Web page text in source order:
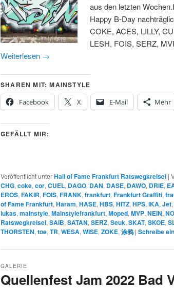
aus den letzten
Happy B-Day
COKE, ACES, LILLY,
LESH, FOIS, SERZ,
Weiterlesen →
SHAREN MIT: MAINSTYLE
Facebook
X E-Mail Mehr
GEFÄLLT MIR:
Veröffentlicht unterHall of Fame Frankfurt Ratswegkreisel |
CHG, coke, cor, CUEL, DAGO, DAN, DASE, DAWO, DRIE,
EROS, FAKIR, FOIS, FRANK, frankfurt, Frankfurt Graffiti,
of Fame Frankfurt, Haram, HASE, HBS, HITZ, HPS, IKA, Jet,
lukas, mainstyle, Mainstylefrankfurt, Moped, MVP, NEIN,
Ratswegkreisel, SAIB, SATAN, SERZ, Seuk, SKAT, SKOE,
THORSTEN, toe, TR, WESA, WISE, ZOKE, 涂鸦 | Schreibe
Quellenfest Jam 2022 Bad
GALERIE